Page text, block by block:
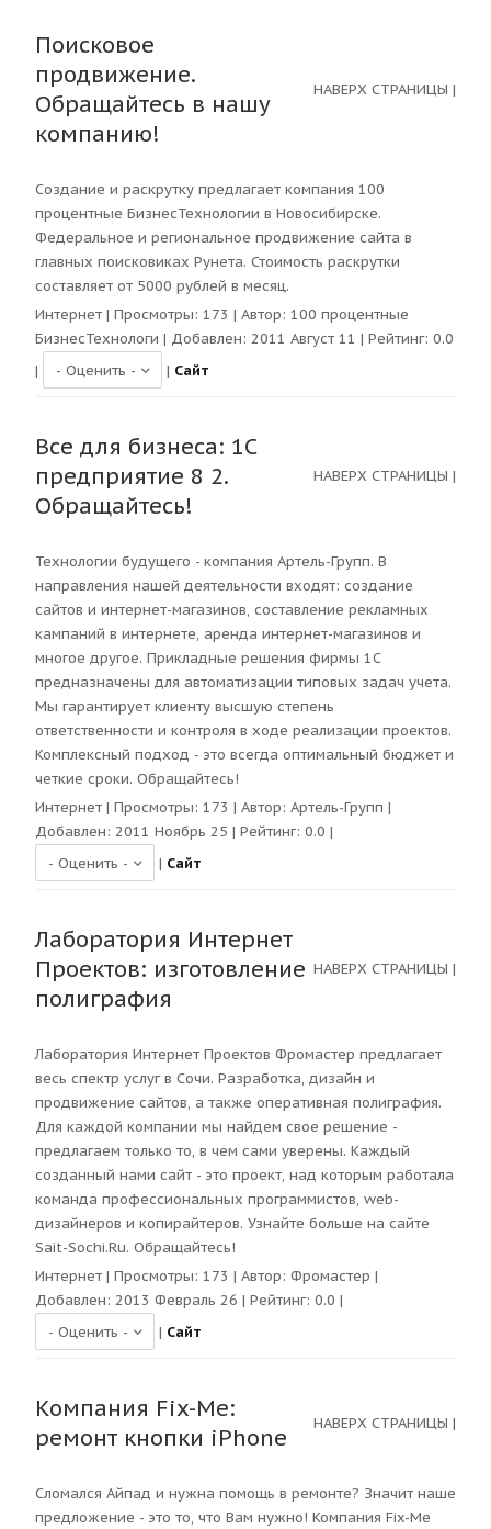
Поисковое
продвижение.
Обращайтесь в нашу
компанию!
НАВЕРХ СТРАНИЦЫ |
Создание и раскрутку предлагает компания 100
процентные БизнесТехнологии в Новосибирске.
Федеральное и региональное продвижение сайта в
главных поисковиках Рунета. Стоимость раскрутки
составляет от 5000 рублей в месяц.
Интернет | Просмотры: 173 | Автор: 100 процентные
БизнесТехнологи | Добавлен: 2011 Август 11 | Рейтинг: 0.0
|
| Сайт
Все для бизнеса: 1C
предприятие 8 2.
Обращайтесь!
НАВЕРХ СТРАНИЦЫ |
Технологии будущего - компания Артель-Групп. В
направления нашей деятельности входят: создание
сайтов и интернет-магазинов, составление рекламных
кампаний в интернете, аренда интернет-магазинов и
многое другое. Прикладные решения фирмы 1С
предназначены для автоматизации типовых задач учета.
Мы гарантирует клиенту высшую степень
ответственности и контроля в ходе реализации проектов.
Комплексный подход - это всегда оптимальный бюджет и
четкие сроки. Обращайтесь!
Интернет | Просмотры: 173 | Автор: Артель-Групп |
Добавлен: 2011 Ноябрь 25 | Рейтинг: 0.0 |
| Сайт
Лаборатория Интернет
Проектов: изготовление
полиграфия
НАВЕРХ СТРАНИЦЫ |
Лаборатория Интернет Проектов Фромастер предлагает
весь спектр услуг в Сочи. Разработка, дизайн и
продвижение сайтов, а также оперативная полиграфия.
Для каждой компании мы найдем свое решение -
предлагаем только то, в чем сами уверены. Каждый
созданный нами сайт - это проект, над которым работала
команда профессиональных программистов, web-
дизайнеров и копирайтеров. Узнайте больше на сайте
Sait-Sochi.Ru. Обращайтесь!
Интернет | Просмотры: 173 | Автор: Фромастер |
Добавлен: 2013 Февраль 26 | Рейтинг: 0.0 |
| Сайт
Компания Fix-Me:
ремонт кнопки iPhone
НАВЕРХ СТРАНИЦЫ |
Сломался Айпад и нужна помощь в ремонте? Значит наше
предложение - это то, что Вам нужно! Компания Fix-Me